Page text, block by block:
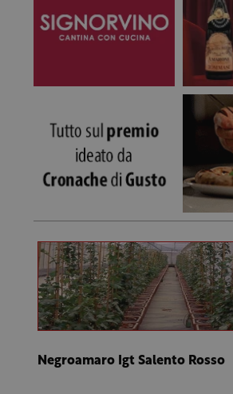
Negroamaro Igt Salento Rosso